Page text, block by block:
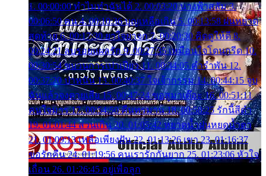
1. 00:00:00 ทำไมทำฉันได้ 2. 00:03:20 นางฟ้าสลัม 3.
00:06:50 คน 4. 00:10:36 บุญเหลือเกิน 5. 00:13:58 ฝนหยาด
สุดท้าย 6. 00:17:30 ยาใจยาจก 7. 00:20:30 คิดดูให้ดี 8.
00:24:21 ลบรอยแผลรัก 9. 00:27:35 เหมือนใจโดนกรีด 10.
00:30:54 ขบวนการเปาเปียว 11. 00:34:05 คำรำพัน 12.
00:37:20 ปาหนัน 13. 00:40:37 ใจเจ้ากรรม 14. 00:44:15 จูบ
ฉันแล้วจงตายเสีย 15. 00:47:24 ขอสูมาเต๊อะ 16. 00:51:11
คนใจมาร 17. 00:54:50 คืนทรมาน 18. 00:58:25 รักนี้สีดำ
19. 01:01:44 ส่วนเกิน 20. 01:05:42 หยาดน้ำฝนหยดน้ำตา
21. 01:09:13 เหลือเพียงฝัน 22. 01:13:26 เขา 23. 01:16:37
ขอรักคืน 24. 01:19:56 คนเรารักกันยาก 25. 01:23:06 หัวใจ
เถื่อน 26. 01:26:45 อยู่เพื่อลูก